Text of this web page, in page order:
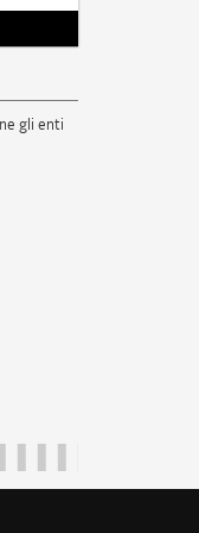
gli enti